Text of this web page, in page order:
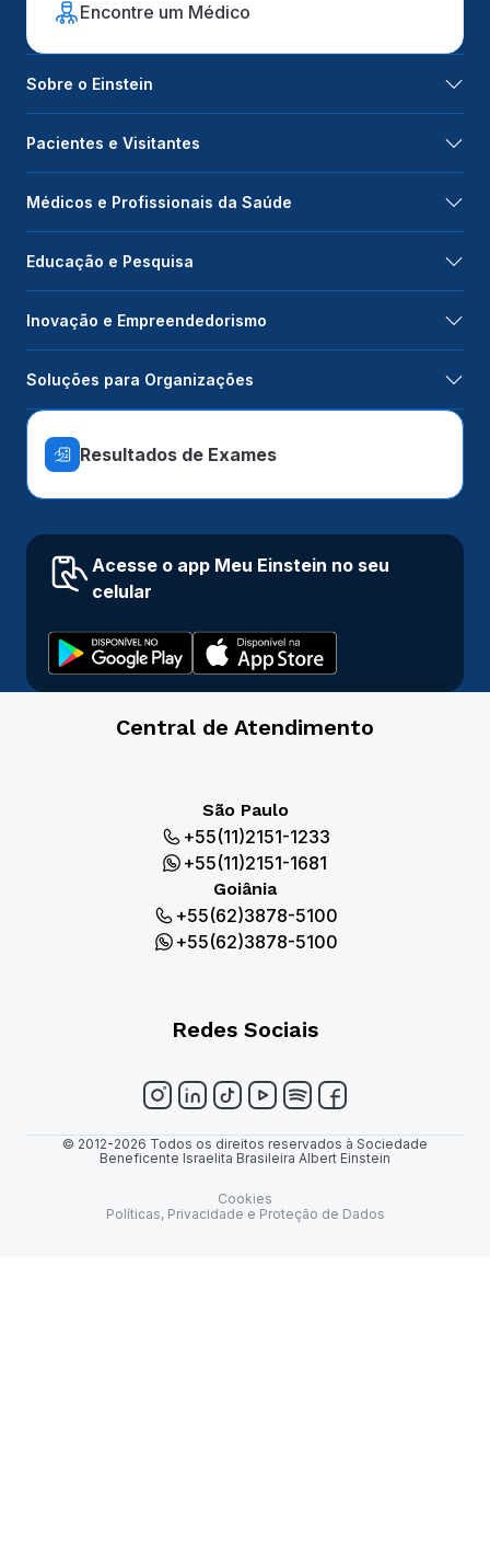
Encontre um Médico
Sobre o Einstein
Pacientes e Visitantes
Médicos e Profissionais da Saúde
Educação e Pesquisa
Inovação e Empreendedorismo
Soluções para Organizações
Resultados de Exames
Acesse o app Meu Einstein no seu
celular
Central de Atendimento
São Paulo
+55(11)2151-1233
+55(11)2151-1681
Goiânia
+55(62)3878-5100
+55(62)3878-5100
Redes Sociais
© 2012-2026 Todos os direitos reservados à Sociedade
Beneficente Israelita Brasileira Albert Einstein
Cookies
Políticas, Privacidade e Proteção de Dados